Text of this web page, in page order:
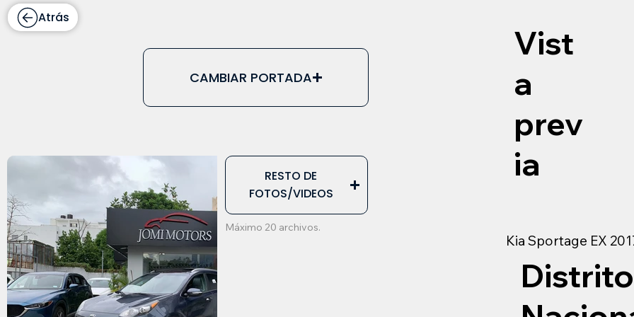
CAMBIAR PORTADA
RESTO DE
FOTOS/VIDEOS
Máximo 20 archivos.
Vist
a
prev
ia
Kia Sportage EX
Distrito
Atrás